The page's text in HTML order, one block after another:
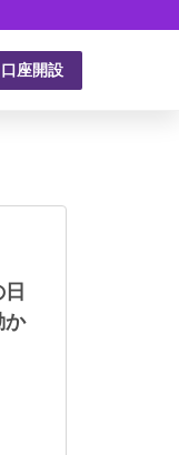
口座開設
か